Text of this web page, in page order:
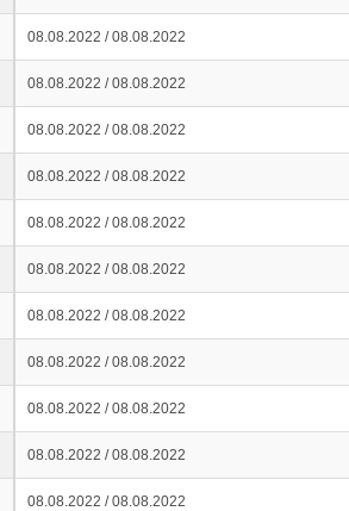
08.08.2022 / 08.08.2022
08.08.2022 / 08.08.2022
08.08.2022 / 08.08.2022
08.08.2022 / 08.08.2022
08.08.2022 / 08.08.2022
08.08.2022 / 08.08.2022
08.08.2022 / 08.08.2022
08.08.2022 / 08.08.2022
08.08.2022 / 08.08.2022
08.08.2022 / 08.08.2022
08.08.2022 / 08.08.2022